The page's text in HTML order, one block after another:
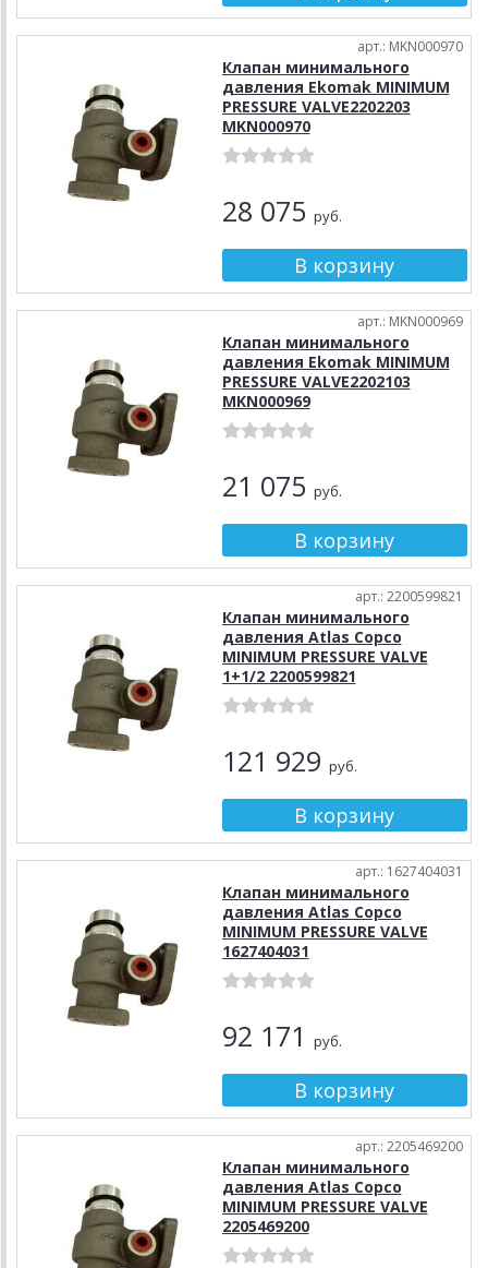
арт.: MKN000970
Клапан минимального
давления Ekomak MINIMUM
PRESSURE VALVE2202203
MKN000970
28 075 руб.
арт.: MKN000969
Клапан минимального
давления Ekomak MINIMUM
PRESSURE VALVE2202103
MKN000969
21 075 руб.
арт.: 2200599821
Клапан минимального
давления Atlas Copco
MINIMUM PRESSURE VALVE
1+1/2 2200599821
121 929 руб.
арт.: 1627404031
Клапан минимального
давления Atlas Copco
MINIMUM PRESSURE VALVE
1627404031
92 171 руб.
арт.: 2205469200
Клапан минимального
давления Atlas Copco
MINIMUM PRESSURE VALVE
2205469200